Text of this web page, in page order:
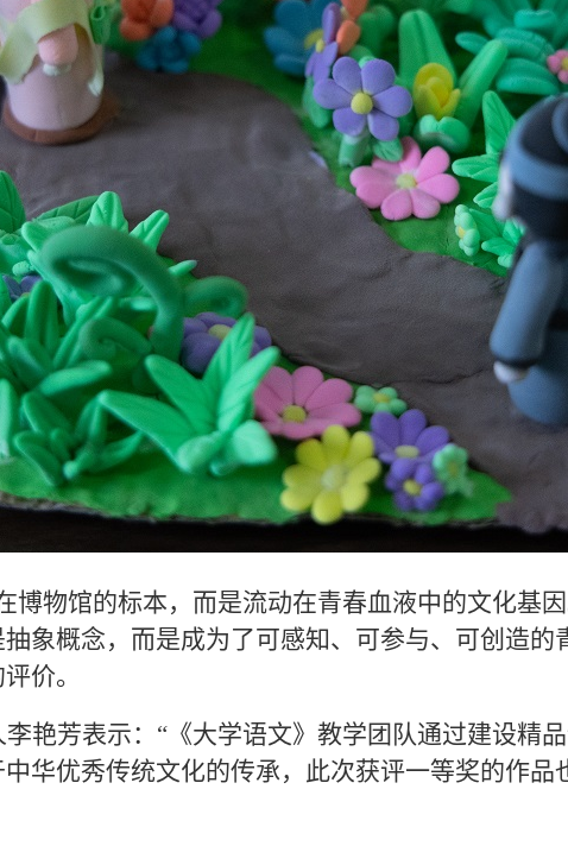
博物馆的标本，而是流动在青春血液中的文化基
象概念，而是成为了可感知、可参与、可创造的
价。
艳芳表示：“《大学语文》教学团队通过建设精
华优秀传统文化的传承，此次获评一等奖的作